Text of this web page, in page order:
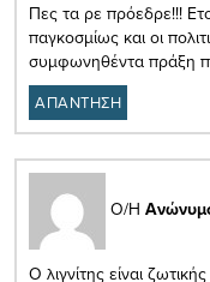
Πες τα ρε πρόεδρε!!!
παγκοσμίως και οι
συμφωνηθέντα πράξη
ΑΠΑΝΤΗΣΗ
Ο/Η
Ο λιγνίτης είναι